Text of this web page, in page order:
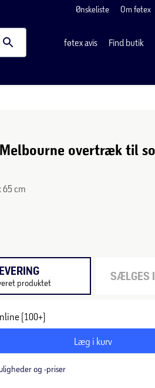
Ønskeliste Om føtex
føtex avis Find butik
overtræk til
65 cm
produktet SÆLGES
(100+)
Læg i kurv
og -priser